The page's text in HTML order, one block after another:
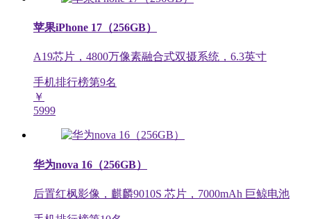
苹果iPhone 17（256GB）
A19芯片，4800万像素融合式双摄系统，6.3英寸
手机排行榜第9名
￥
5999
华为nova 16（256GB）
后置红枫影像，麒麟9010S 芯片，7000mAh 巨鲸电池